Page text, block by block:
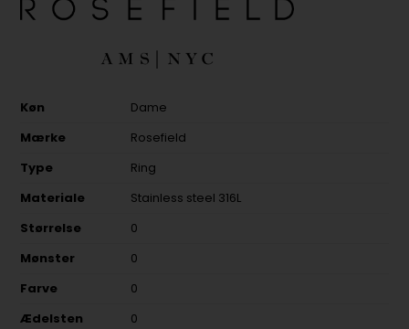
Køn
Dame
Mærke
Rosefield
Type
Ring
Materiale
Stainless steel 316L
Størrelse
0
Mønster
0
Farve
0
Ædelsten
0